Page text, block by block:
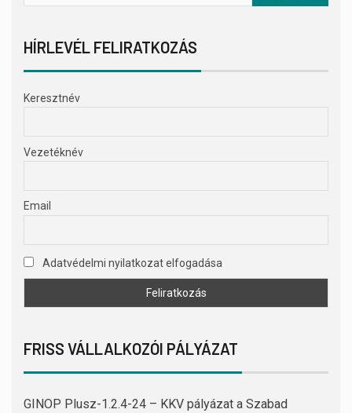
HÍRLEVÉL FELIRATKOZÁS
Keresztnév
Vezetéknév
Email
Adatvédelmi nyilatkozat elfogadása
FRISS VÁLLALKOZÓI PÁLYÁZAT
GINOP Plusz-1.2.4-24 – KKV pályázat a Szabad